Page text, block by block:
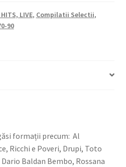
LIVE, Compilatii Selectii,
90
formații precum: Al
Ricchi e Poveri, Drupi, Toto
Baldan Bembo, Rossana